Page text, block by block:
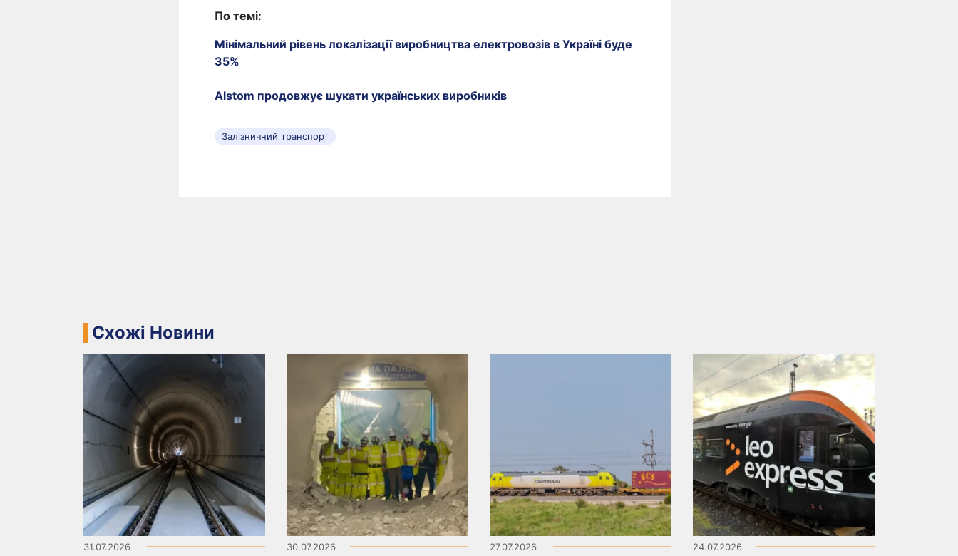
По темі:
Мінімальний рівень локалізації виробництва електровозів в Україні буде
35%
Alstom продовжує шукати українських виробників
Залізничний транспорт
Схожі Новини
31.07.2026 30.07.2026 27.07.2026 24.07.2026